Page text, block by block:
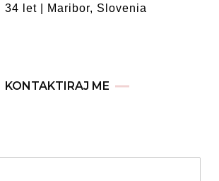
34 let | Maribor, Slovenia
KONTAKTIRAJ ME